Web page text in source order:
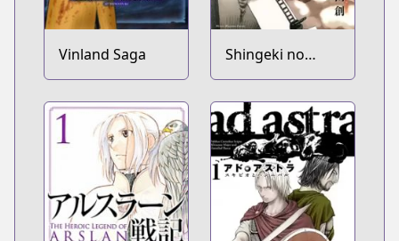
Vinland Saga
Shingeki no
Kyojin